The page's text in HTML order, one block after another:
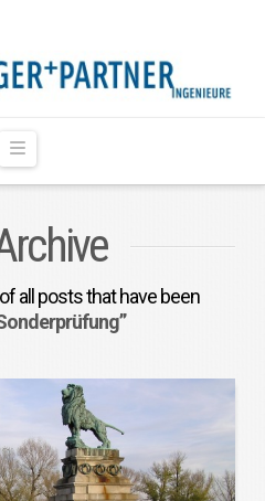
Navigation
all posts that have been